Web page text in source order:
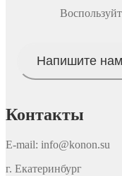
Напишите нам
Контакты
E-mail: info@konon.su
г. Екатеринбург